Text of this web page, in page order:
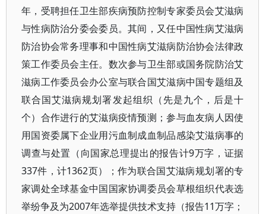
年，受聘担任卫生部疾病预防控制专家委员会艾滋病
与性病防治分委会委员。其间，又任中国性病艾滋病
防治协会常务理事和中国性病艾滋病防治协会法律政
策工作委员会主任。数次参与卫生部或国务院防治艾
滋病工作委员会办公室与联合国艾滋病中国专题组及
联合国艾滋病规划署发起组织（先是九个，后是十
个）合作进行的艾滋病疫情预测；参与血友病人因使
用国资委属下企业用污血制成血制品感染艾滋病事的
调查与处置（向国家总理提出的报告计9万字，证据
337件，计1362页）；作为联合国艾滋病规划署的专
家调处全球基金中国国家协调委员会草根组织代表选
举纷争及为2007年选举提供技术支持（报告11万字；